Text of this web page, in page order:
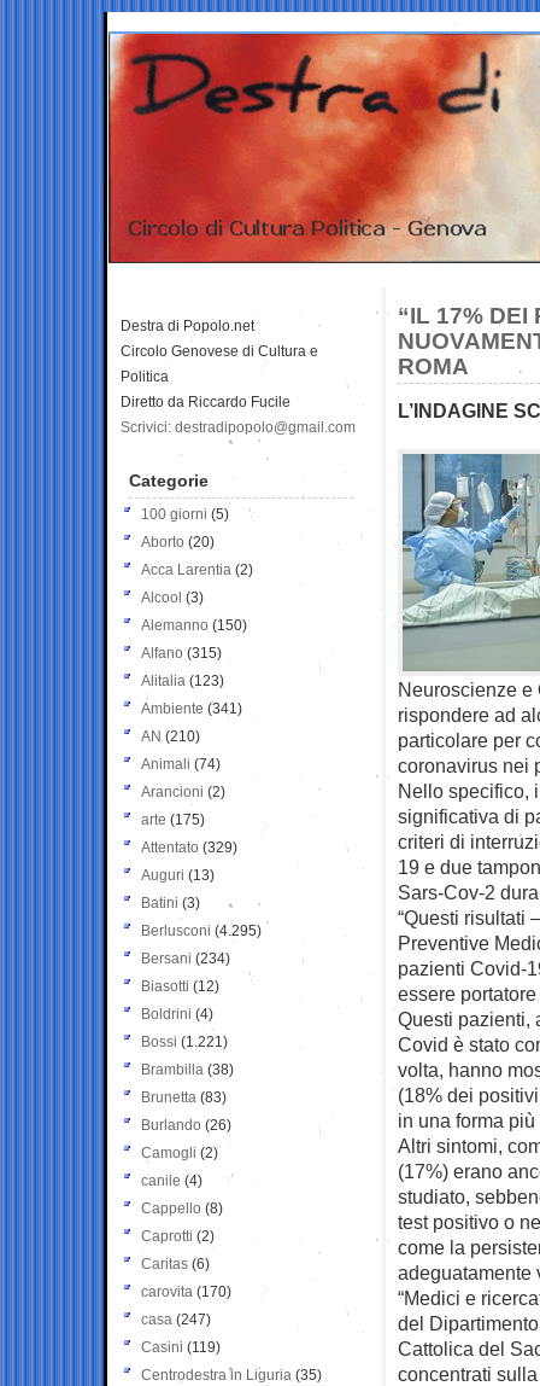
“IL 17% DEI
ROMA
L’INDAGINE
Neuroscienze e
rispondere ad
particolare per
coronavirus nei
Nello specifico,
significativa di
criteri di
19 e due
Sars-Cov-2
“Questi risultati
Preventive
pazienti Covid-
essere
Questi pazienti,
Covid è stato
volta, hanno
(18% dei
in una forma
Altri sintomi,
(17%) erano
studiato,
test positivo o
come la
adeguatamente
“Medici e
del
Cattolica del
concentrati
Destra di Popolo.net
Circolo Genovese di Cultura e
Politica
Diretto da Riccardo Fucile
Scrivici: destradipopolo@gmail.com
Categorie
100 giorni (5)
Aborto (20)
Acca Larentia (2)
Alcool (3)
Alemanno (150)
Alfano (315)
Alitalia (123)
Ambiente (341)
AN (210)
Animali (74)
Arancioni (2)
arte (175)
Attentato (329)
Auguri (13)
Batini (3)
Berlusconi (4.295)
Bersani (234)
Biasotti (12)
Boldrini (4)
Bossi (1.221)
Brambilla (38)
Brunetta (83)
Burlando (26)
Camogli (2)
canile (4)
Cappello (8)
Caprotti (2)
Caritas (6)
carovita (170)
casa (247)
Casini (119)
Centrodestra in Liguria (35)